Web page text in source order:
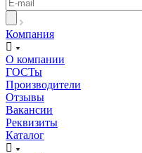
Компания
О компании
ГОСТы
Производители
Отзывы
Вакансии
Реквизиты
Каталог